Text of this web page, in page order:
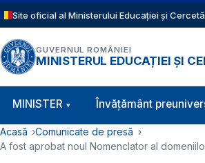
Sari la conținutul principal
Site oficial al Ministerului Educației și
GUVERNUL ROMÂNIEI
MINISTERUL EDUCAȚIEI ȘI
Navigație principală
MINISTER Învăţământ
Cale de navigare
Acasă
Comunicate de presă
A fost aprobat noul Nomenclator al